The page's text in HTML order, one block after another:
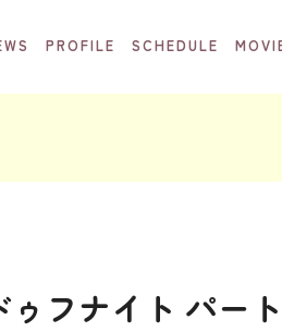
PROFILE SCHEDULE
フナイト パート